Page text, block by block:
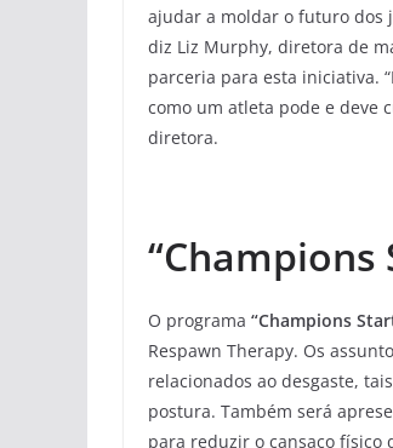
ajudar a moldar o futuro dos
diz Liz Murphy, diretora de
parceria para esta iniciativa.
como um atleta pode e deve
diretora.
O programa “Champions
Respawn Therapy. Os
relacionados ao desgaste,
postura. Também será
para reduzir o cansaço físico